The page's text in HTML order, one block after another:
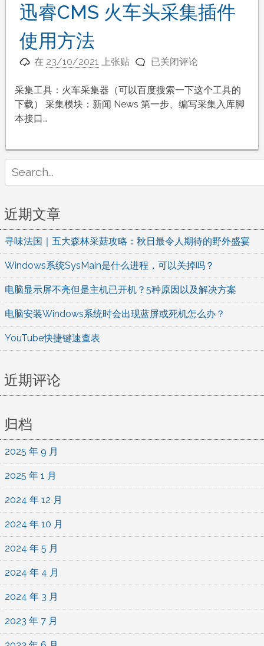
迅睿CMS 火车头采集插件
使用方法
在 23/10/2021 上张贴
迅
CMS
火
采
集
件
方
法
已关闭评论
采集工具：火车采集器（可以百度搜索一下这个工具的
下载） 采集模块：新闻 News 第一步、编写采集入库脚
本接口…
for:
近期文章
寻味法国｜五大森林采菇攻略：秋日最令人期待的野外盛宴
Windows系统SysMain是什么进程，可以关掉吗？
电脑显示屏不亮但是主机已开机？5种原因以及解决方案
电脑安装Windows系统时会出现蓝屏或死机怎么办？
YouTube快捷键速查表
近期评论
归档
2025 年 9 月
2025 年 1 月
2024 年 12 月
2024 年 10 月
2024 年 5 月
2024 年 4 月
2024 年 3 月
2023 年 7 月